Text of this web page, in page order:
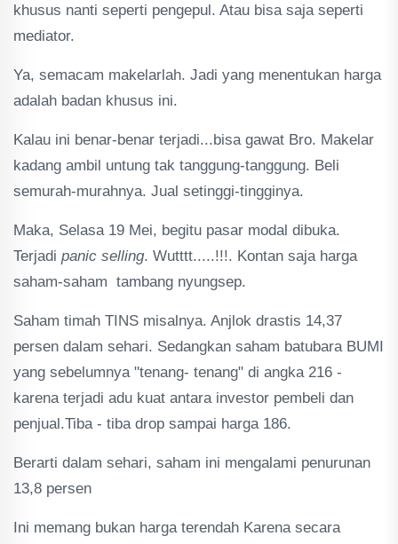
khusus nanti seperti pengepul. Atau bisa saja seperti
mediator.
Ya, semacam makelarlah. Jadi yang menentukan harga
adalah badan khusus ini.
Kalau ini benar-benar terjadi...bisa gawat Bro. Makelar
kadang ambil untung tak tanggung-tanggung. Beli
semurah-murahnya. Jual setinggi-tingginya.
Maka, Selasa 19 Mei, begitu pasar modal dibuka.
Terjadi panic selling. Wutttt.....!!!. Kontan saja harga
saham-saham tambang nyungsep.
Saham timah TINS misalnya. Anjlok drastis 14,37
persen dalam sehari. Sedangkan saham batubara BUMI
yang sebelumnya "tenang- tenang" di angka 216 -
karena terjadi adu kuat antara investor pembeli dan
penjual.Tiba - tiba drop sampai harga 186.
Berarti dalam sehari, saham ini mengalami penurunan
13,8 persen
Ini memang bukan harga terendah Karena secara